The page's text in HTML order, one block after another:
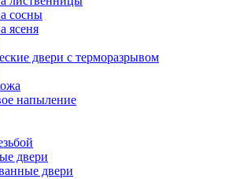
сосны
ясеня
двери с терморазрывом
напыление
двери
двери